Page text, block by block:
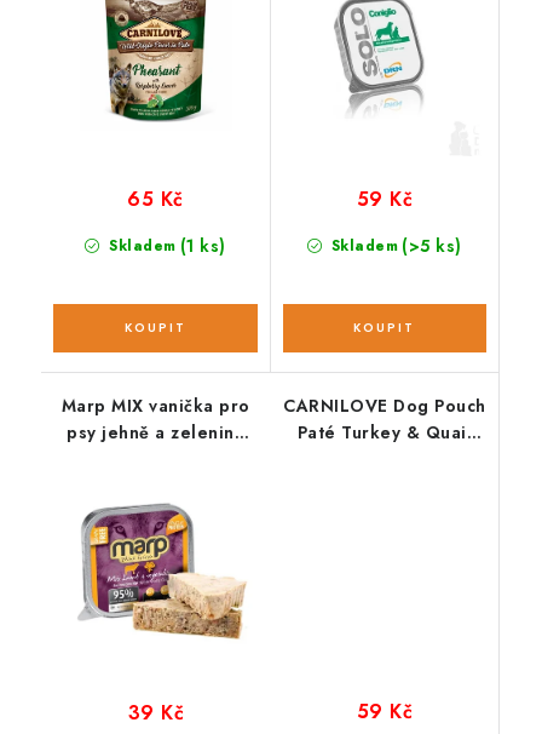
Skladem (1 ks)
65 Kč
Skladem (>5 ks)
59 Kč
Marp MIX vanička pro
psy jehně a zelenina
39 Kč
CARNILOVE Dog Pouch
Paté Turkey & Quail
59 Kč